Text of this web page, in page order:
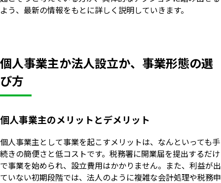
よう、最新の情報をもとに詳しく説明していきます。
個人事業主か法人設立か、事業形態の選
び方
個人事業主のメリットとデメリット
個人事業主として事業を起こすメリットは、なんといっても手
続きの簡便さと低コストです。税務署に開業届を提出するだけ
で事業を始められ、設立費用はかかりません。また、利益が出
ていない初期段階では、法人のように複雑な会計処理や税務申